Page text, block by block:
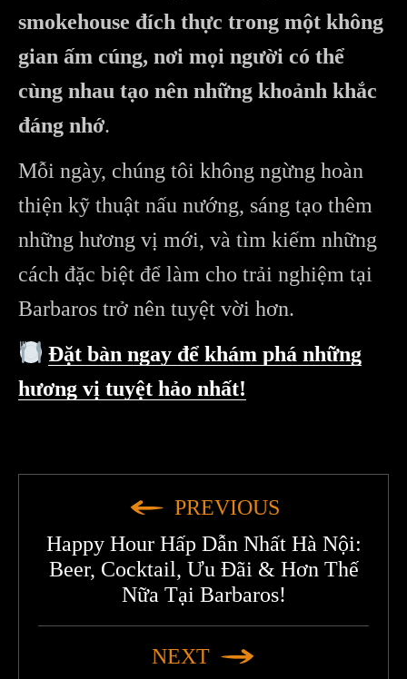
smokehouse đích thực trong một không
gian ấm cúng, nơi mọi người có thể
cùng nhau tạo nên những khoảnh khắc
đáng nhớ.
Mỗi ngày, chúng tôi không ngừng hoàn
thiện kỹ thuật nấu nướng, sáng tạo thêm
những hương vị mới, và tìm kiếm những
cách đặc biệt để làm cho trải nghiệm tại
Barbaros trở nên tuyệt vời hơn.
Đặt bàn ngay để khám phá những
hương vị tuyệt hảo nhất!
PREVIOUS
Happy Hour Hấp Dẫn Nhất Hà Nội:
Beer, Cocktail, Ưu Đãi & Hơn Thế
Nữa Tại Barbaros!
NEXT